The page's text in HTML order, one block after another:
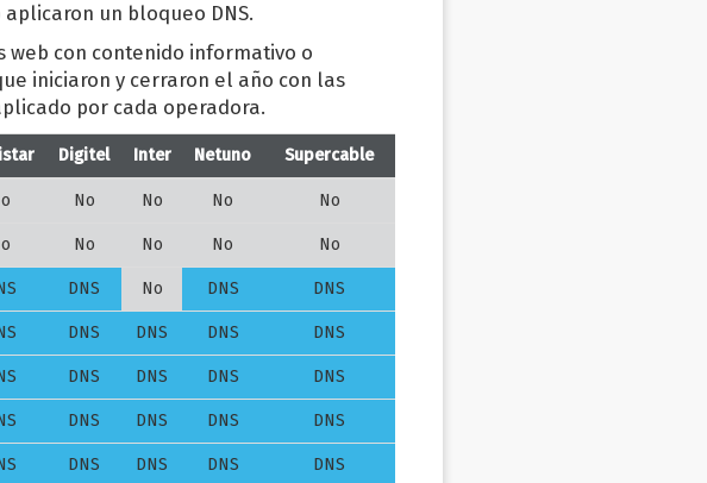
un bloqueo DNS.
web con contenido informativo o
iniciaron y cerraron el año con las
por cada operadora.
Digitel Inter Netuno Supercable
No No No No
No No No No
DNS No DNS DNS
DNS DNS DNS DNS
DNS DNS DNS DNS
DNS DNS DNS DNS
DNS DNS DNS DNS